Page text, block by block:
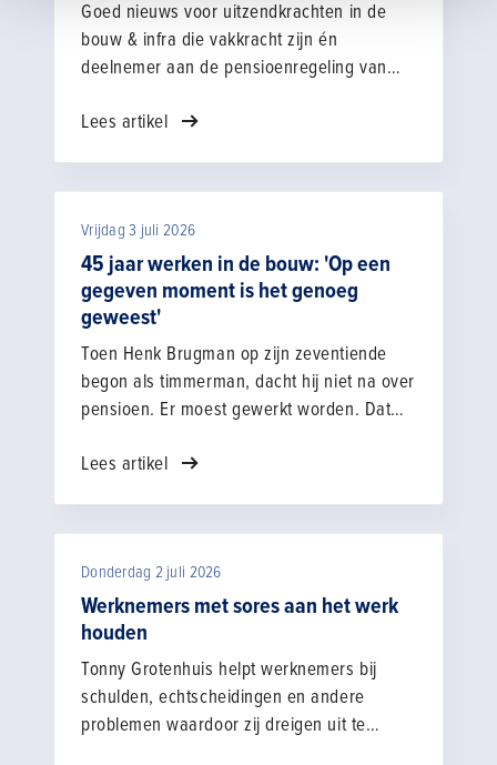
Goed nieuws voor uitzendkrachten in de
bouw & infra die vakkracht zijn én
deelnemer aan de pensioenregeling van
Infra is voor uitzendkrachten met één jaar
Lees artikel
Vrijdag 3 juli 2026
45 jaar werken in de bouw: 'Op een
gegeven moment is het genoeg
geweest'
Toen Henk Brugman op zijn zeventiende
begon als timmerman, dacht hij niet na over
pensioen. Er moest gewerkt worden. Dat
merkte dat zijn lichaam steeds vaker aangaf
"Wat vroeger vanzelf ging, kost ineens
meer moeite." Na ruim 33 jaar bij
Gebroeders Snellen Sloopwerken besloot hij
gebruik te maken van de
zwaarwerkregeling.
Lees artikel
Donderdag 2 juli 2026
Werknemers met sores aan het werk
houden
Tonny Grotenhuis helpt werknemers bij
schulden, echtscheidingen en andere
problemen waardoor zij dreigen uit te